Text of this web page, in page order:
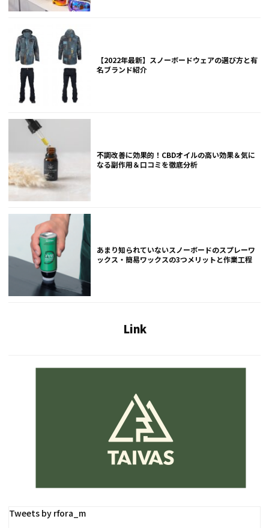
【2022年最新】スノーボードウェアの選び方と有
名ブランド紹介
不調改善に効果的！CBDオイルの高い効果＆気に
なる副作用＆口コミを徹底分析
あまり知られていないスノーボードのスプレーワ
ックス・簡易ワックスの3つメリットと作業工程
Link
Tweets by rfora_m